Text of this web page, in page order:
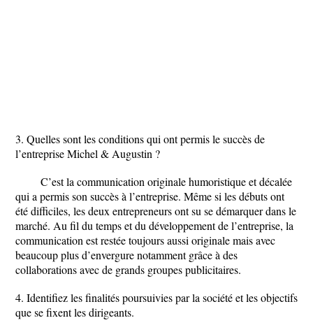
3. Quelles sont les conditions qui ont permis le succès de
l’entreprise Michel & Augustin ?
C’est la communication originale humoristique et décalée
qui a permis son succès à l’entreprise. Même si les débuts ont
été difficiles, les deux entrepreneurs ont su se démarquer dans le
marché. Au fil du temps et du développement de l’entreprise, la
communication est restée toujours aussi originale mais avec
beaucoup plus d’envergure notamment grâce à des
collaborations avec de grands groupes publicitaires.
4. Identifiez les finalités poursuivies par la société et les objectifs
que se fixent les dirigeants.